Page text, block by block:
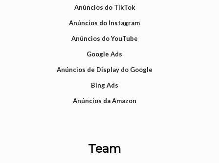
Anúncios do TikTok
Anúncios do Instagram
Anúncios do YouTube
Google Ads
Anúncios de Display do Google
Bing Ads
Anúncios da Amazon
Team